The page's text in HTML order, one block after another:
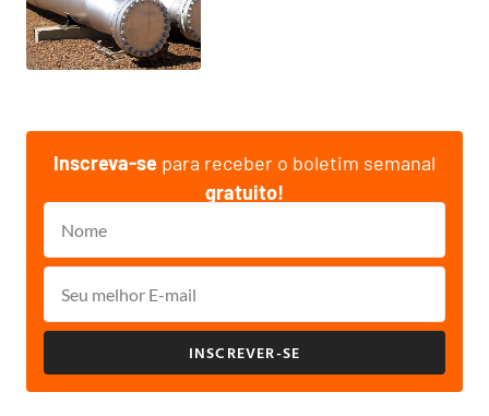
Inscreva-se para receber o boletim semanal
gratuito!
INSCREVER-SE